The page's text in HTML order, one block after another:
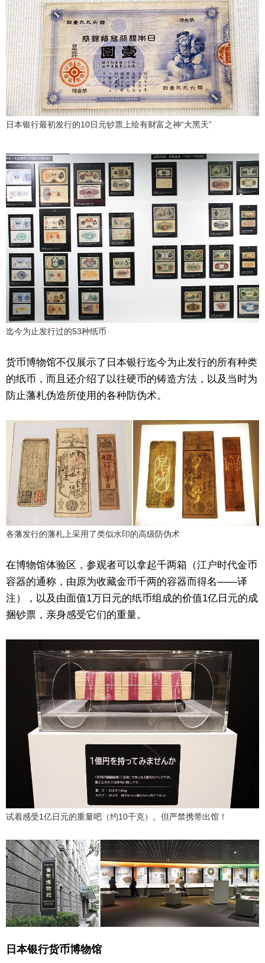
日本银行最初发行的10日元钞票上绘有财富之神“大黑天”
迄今为止发行过的53种纸币
货币博物馆不仅展示了日本银行迄今为止发行的所有种类
的纸币，而且还介绍了以往硬币的铸造方法，以及当时为
防止藩札伪造所使用的各种防伪术。
各藩发行的藩札上采用了类似水印的高级防伪术
在博物馆体验区，参观者可以拿起千两箱（江户时代金币
容器的通称，由原为收藏金币千两的容器而得名——译
注），以及由面值1万日元的纸币组成的价值1亿日元的成
捆钞票，亲身感受它们的重量。
试着感受1亿日元的重量吧（约10千克）。但严禁携带出馆！
日本银行货币博物馆